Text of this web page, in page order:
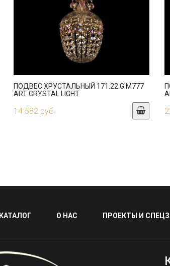
ПОДВЕС ХРУСТАЛЬНЫЙ 171.22.G.M777
ART CRYSTAL LIGHT
14 582 руб.
КАТАЛОГ О НАС ПРОЕКТЫ И